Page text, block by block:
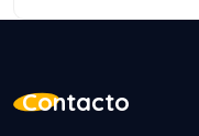
Contacto